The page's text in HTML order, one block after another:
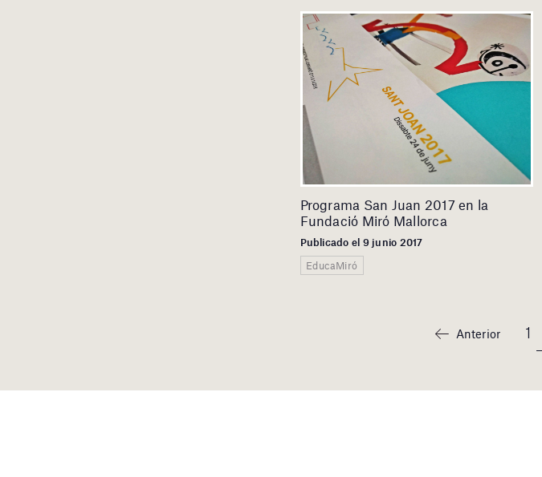
Programa San Juan 2017 en la
Fundació Miró Mallorca
Publicado el 9 junio 2017
EducaMiró
Anterior 1